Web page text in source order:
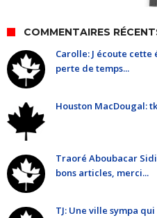
COMMENTAIRES
Carolle: J écoute cette
perte de temps...
Houston MacDougal:
Traoré Aboubacar
bons articles, merci...
TJ: Une ville sympa